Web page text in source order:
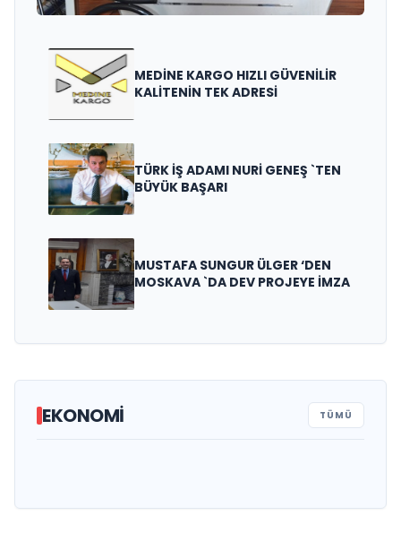
MEDİNE KARGO HIZLI GÜVENİLİR
KALİTENİN TEK ADRESİ
TÜRK İŞ ADAMI NURİ GENEŞ `TEN
BÜYÜK BAŞARI
MUSTAFA SUNGUR ÜLGER ‘DEN
MOSKAVA `DA DEV PROJEYE İMZA
EKONOMİ TÜMÜ
TÜSİKON GENEL BAŞKANI ORHAN
AZİZ AKKUŞ `TAN “KÛT’ÜL-AMÂRE ZAFERİ”